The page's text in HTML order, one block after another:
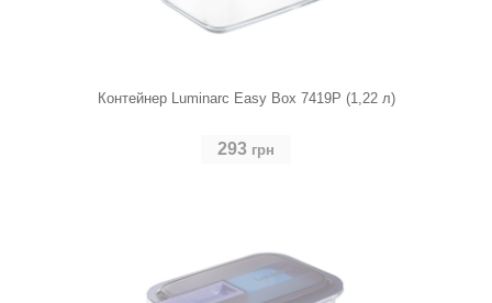
Контейнер Luminarc Easy Box 7419P (1,22 л)
293 грн